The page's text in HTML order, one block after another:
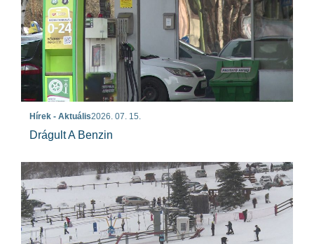
Hírek - Aktuális2026. 07. 15.
Drágult A Benzin